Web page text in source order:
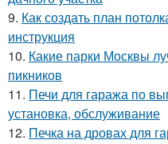
9. Как создать план
инструкция
10. Какие парки Москвы
пикников
11. Печи для гаража по
установка, обслуживание
12. Печка на дровах для